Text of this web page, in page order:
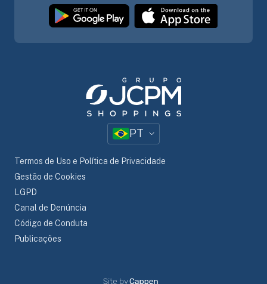
PT
Termos de Uso e Política de Privacidade
Gestão de Cookies
LGPD
Canal de Denúncia
Código de Conduta
Publicações